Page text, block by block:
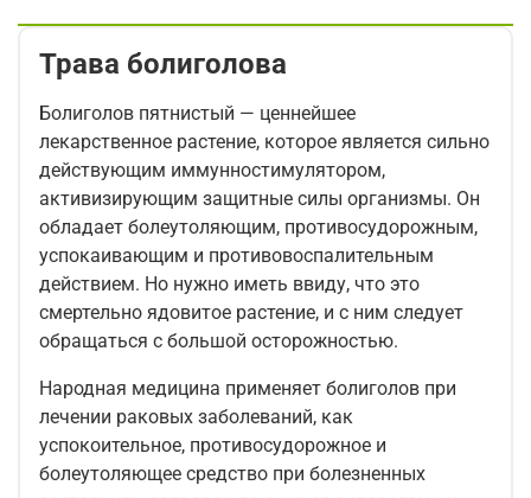
Трава болиголова
Болиголов пятнистый — ценнейшее
лекарственное растение, которое является сильно
действующим иммунностимулятором,
активизирующим защитные силы организмы. Он
обладает болеутоляющим, противосудорожным,
успокаивающим и противовоспалительным
действием. Но нужно иметь ввиду, что это
смертельно ядовитое растение, и с ним следует
обращаться с большой осторожностью.
Народная медицина применяет болиголов при
лечении раковых заболеваний, как
успокоительное, противосудорожное и
болеутоляющее средство при болезненных